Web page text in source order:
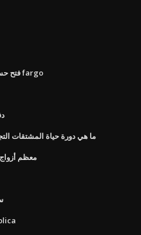
فتح حساب فحص مشترك آبار على الانترنت fargo
ما هي دورة حياة المشتقات
معظم أزواج